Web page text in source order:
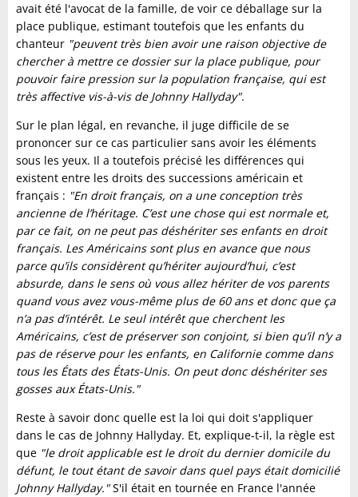
avait été l'avocat de la famille, de voir ce déballage sur la
place publique, estimant toutefois que les enfants du
chanteur "peuvent très bien avoir une raison objective de
chercher à mettre ce dossier sur la place publique, pour
pouvoir faire pression sur la population française, qui est
très affective vis-à-vis de Johnny Hallyday".
Sur le plan légal, en revanche, il juge difficile de se
prononcer sur ce cas particulier sans avoir les éléments
sous les yeux. Il a toutefois précisé les différences qui
existent entre les droits des successions américain et
français : "En droit français, on a une conception très
ancienne de l’héritage. C’est une chose qui est normale et,
par ce fait, on ne peut pas déshériter ses enfants en droit
français. Les Américains sont plus en avance que nous
parce qu’ils considèrent qu’hériter aujourd’hui, c’est
absurde, dans le sens où vous allez hériter de vos parents
quand vous avez vous-même plus de 60 ans et donc que ça
n’a pas d’intérêt. Le seul intérêt que cherchent les
Américains, c’est de préserver son conjoint, si bien qu’il n’y a
pas de réserve pour les enfants, en Californie comme dans
tous les États des États-Unis. On peut donc déshériter ses
gosses aux États-Unis."
Reste à savoir donc quelle est la loi qui doit s'appliquer
dans le cas de Johnny Hallyday. Et, explique-t-il, la règle est
que "le droit applicable est le droit du dernier domicile du
défunt, le tout étant de savoir dans quel pays était domicilié
Johnny Hallyday."S'il était en tournée en France l'année